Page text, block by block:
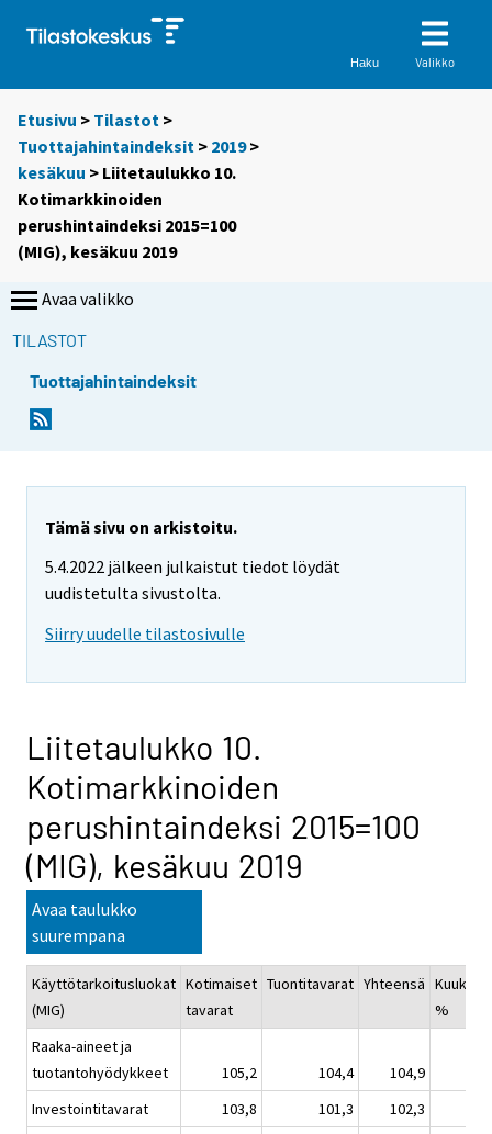
Haku Valikko
Etusivu > Tilastot >
Tuottajahintaindeksit > 2019>
kesäkuu > Liitetaulukko 10.
Kotimarkkinoiden
perushintaindeksi 2015=100
(MIG), kesäkuu 2019
Avaa valikko
TILASTOT
Tuottajahintaindeksit
Tämä sivu on arkistoitu.
5.4.2022 jälkeen julkaistut tiedot löydät
uudistetulta sivustolta.
Siirry uudelle tilastosivulle
Liitetaulukko 10.
Kotimarkkinoiden
perushintaindeksi 2015=100
(MIG), kesäkuu 2019
Avaa taulukko
suurempana
Käyttötarkoitusluokat
(MIG)
Kotimaiset
tavarat
Tuontitavarat Yhteensä
%
Raaka-aineet ja
tuotantohyödykkeet
105,2 104,4
104,9
Investointitavarat
103,8 101,3
102,3